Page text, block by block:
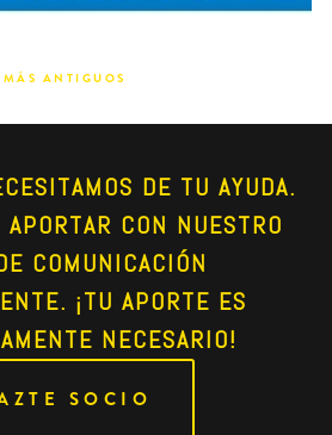
MÁS ANTIGUOS
DE TU AYUDA.
CON NUESTRO
COMUNICACIÓN
¡TU APORTE ES
NECESARIO!
SOCIO